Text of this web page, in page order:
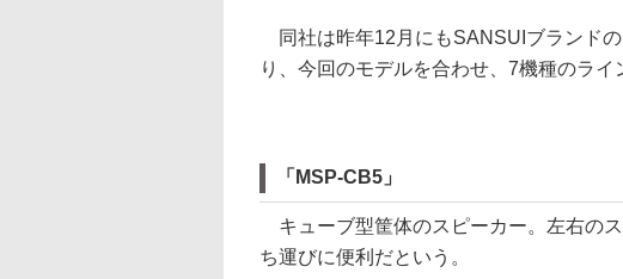
同社は昨年12月にもSANSUIブランド
り、今回のモデルを合わせ、7機種のライ
「MSP-CB5」
キューブ型筐体のスピーカー。左右の
ち運びに便利だという。